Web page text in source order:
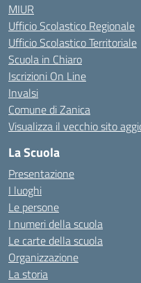
MIUR
Ufficio Scolastico Regionale
Ufficio Scolastico Territoriale
Scuola in Chiaro
Iscrizioni On Line
Invalsi
Comune di Zanica
Visualizza il vecchio sito
La Scuola
Presentazione
I luoghi
Le persone
I numeri della scuola
Le carte della scuola
Organizzazione
La storia